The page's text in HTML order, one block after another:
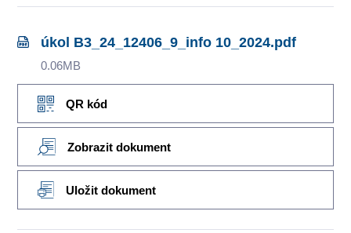
úkol B3_24_12406_9_info 10_2024.pdf
0.06MB
QR kód
Zobrazit dokument
Uložit dokument